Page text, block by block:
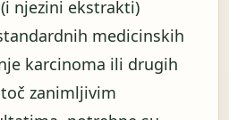
(i njezini ekstrakti)
medicinskih
karcinoma ili drugih
zanimljivim